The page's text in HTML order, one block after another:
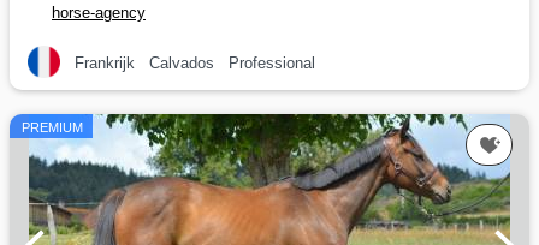
horse-agency
Frankrijk Calvados Professional
PREMIUM